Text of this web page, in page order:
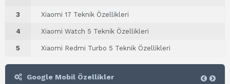
3 Xiaomi 17 Teknik Özellikleri
4 Xiaomi Watch 5 Teknik Özellikleri
5 Xiaomi Redmi Turbo 5 Teknik Özellikleri
Google Mobil Özellikler